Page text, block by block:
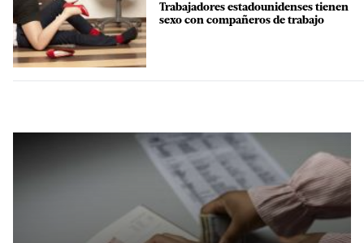
Trabajadores estadounidenses tienen
sexo con compañeros de trabajo